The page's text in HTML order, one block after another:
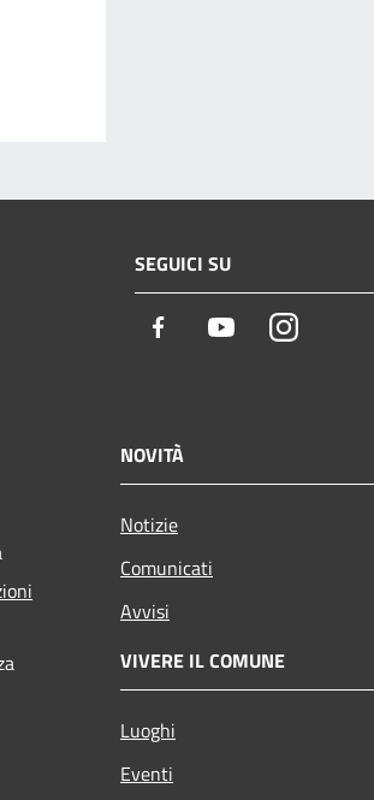
SEGUICI SU
Facebook YoutubeInstagram
NOVITÀ
Notizie
Comunicati
Avvisi
VIVERE IL COMUNE
Luoghi
Eventi